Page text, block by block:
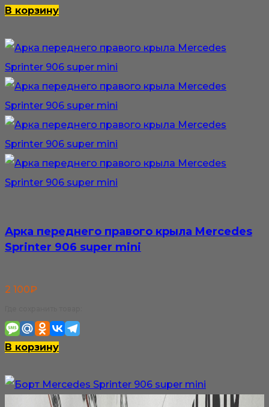
В корзину
Арка переднего правого крыла Mercedes
Sprinter 906 super mini
2 100₽
В корзину